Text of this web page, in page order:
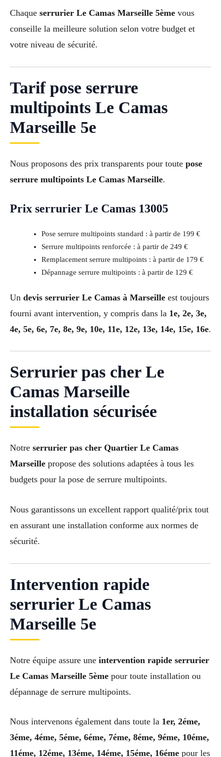
Chaque serrurier Le Camas Marseille 5ème vous
conseille la meilleure solution selon votre budget et
votre niveau de sécurité.
Tarif pose serrure
multipoints Le Camas
Marseille 5e
Nous proposons des prix transparents pour toute pose
serrure multipoints Le Camas Marseille.
Prix serrurier Le Camas 13005
Pose serrure multipoints standard : à partir de 199 €
Serrure multipoints renforcée : à partir de 249 €
Remplacement serrure multipoints : à partir de 179 €
Dépannage serrure multipoints : à partir de 129 €
Un devis serrurier Le Camas à Marseille est toujours
fourni avant intervention, y compris dans la 1e, 2e, 3e,
4e, 5e, 6e, 7e, 8e, 9e, 10e, 11e, 12e, 13e, 14e, 15e, 16e.
Serrurier pas cher Le
Camas Marseille
installation sécurisée
Notre serrurier pas cher Quartier Le Camas
Marseille propose des solutions adaptées à tous les
budgets pour la pose de serrure multipoints.
Nous garantissons un excellent rapport qualité/prix tout
en assurant une installation conforme aux normes de
sécurité.
Intervention rapide
serrurier Le Camas
Marseille 5e
Notre équipe assure une intervention rapide serrurier
Le Camas Marseille 5ème pour toute installation ou
dépannage de serrure multipoints.
Nous intervenons également dans toute la 1er, 2éme,
3éme, 4éme, 5éme, 6éme, 7éme, 8éme, 9éme, 10éme,
11éme, 12éme, 13éme, 14éme, 15éme, 16éme pour les